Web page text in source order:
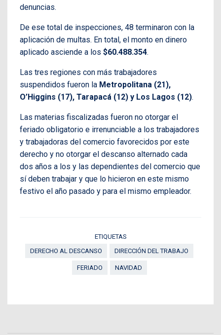
denuncias.
De ese total de inspecciones, 48 terminaron con la
aplicación de multas. En total, el monto en dinero
aplicado asciende a los $60.488.354.
Las tres regiones con más trabajadores
suspendidos fueron la Metropolitana (21),
O’Higgins (17), Tarapacá (12) y Los Lagos (12).
Las materias fiscalizadas fueron no otorgar el
feriado obligatorio e irrenunciable a los trabajadores
y trabajadoras del comercio favorecidos por este
derecho y no otorgar el descanso alternado cada
dos años a los y las dependientes del comercio que
sí deben trabajar y que lo hicieron en este mismo
festivo el año pasado y para el mismo empleador.
ETIQUETAS
DERECHO AL DESCANSO
DIRECCIÓN DEL TRABAJO
FERIADO NAVIDAD